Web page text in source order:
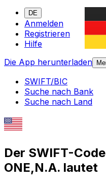
DE
Anmelden
Registrieren
Hilfe
Die App herunterladen
SWIFT/BIC
Suche nach Bank
Suche nach Land
Der SWIFT-
ONE,N.A. lautet